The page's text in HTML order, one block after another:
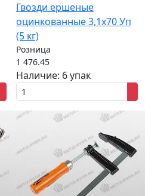
Гвозди ершеные
оцинкованные 3,1x70 Уп
(5 кг)
Розница
1 476.45
Наличие: 6 упак